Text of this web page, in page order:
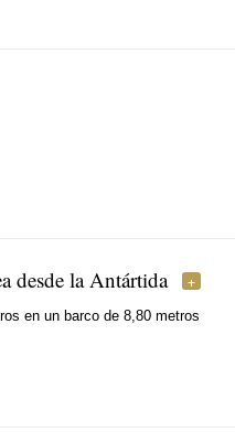
desde la Antártida
en un barco de 8,80 metros